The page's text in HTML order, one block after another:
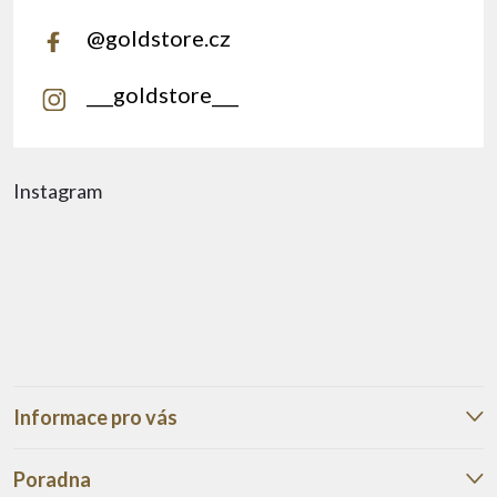
Instagram
Informace pro vás
Poradna
@goldstore.cz
___goldstore___